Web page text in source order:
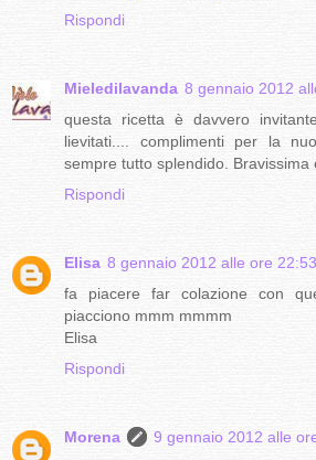
Rispondi
Mieledilavanda 8 gennaio 2012
questa ricetta è davvero
lievitati.... complimenti per la
sempre tutto splendido.
Rispondi
Elisa 8 gennaio 2012 alle ore 22:53
fa piacere far colazione con
piacciono mmm mmmm
Elisa
Rispondi
Morena
9 gennaio 2012 alle